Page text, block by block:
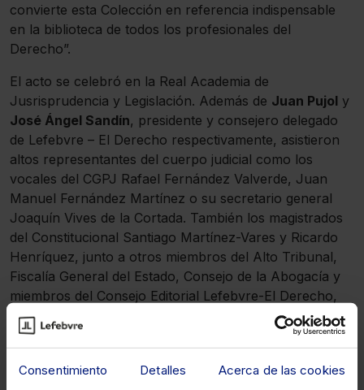
Consentimiento Detalles Acerca de las cookies
convierte esta Colección en referencia indispensable
en la biblioteca de todos los profesionales del
Derecho”.
El acto se celebró en la Real Academia de
Jusrisprudencia y Legislación. Además de Juan Pujol y
José Ángel Sandín, presidente y consejero delegado
de Lefebvre – El Derecho respectivamente, asistieron
altos representantes del cuerpo judicial como los
vocales del CGPJ Rafael Fernández Valverde, Juan
Manuel Fernández Martínez o su secretario general
Joaquín Vives de la Cortada. También los magistrados
del Constitucional Santiago Martínez-Vares y Ricardo
Henríquez, junto a otros miembros del Alto Tribunal,
Fiscalía General del Estado, Consejo de la Abogacía y
miembros del Consejo Editorial Lefebvre-El Derecho,
con Ignacio Astarloa, Javier Delgado Barrio y Álvaro
Rodríguez Bereijo, o Susana Izquierdo, directora de